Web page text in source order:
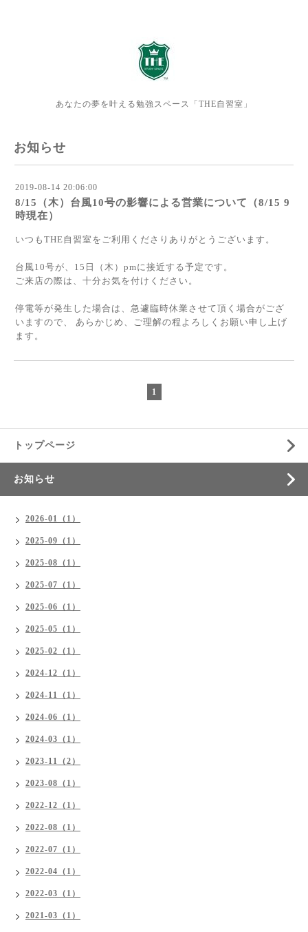
あなたの夢を叶える勉強スペース「THE自習室」
お知らせ
2019-08-14 20:06:00
8/15（木）台風10号の影響による営業について（8/15 9
時現在）
いつもTHE自習室をご利用くださりありがとうございます。
台風10号が、15日（木）pmに接近する予定です。
ご来店の際は、十分お気を付けください。
停電等が発生した場合は、急遽臨時休業させて頂く場合がござ
いますので、 あらかじめ、ご理解の程よろしくお願い申し上げ
ます。
1
トップページ
お知らせ
2026-01（1）
2025-09（1）
2025-08（1）
2025-07（1）
2025-06（1）
2025-05（1）
2025-02（1）
2024-12（1）
2024-11（1）
2024-06（1）
2024-03（1）
2023-11（2）
2023-08（1）
2022-12（1）
2022-08（1）
2022-07（1）
2022-04（1）
2022-03（1）
2021-03（1）